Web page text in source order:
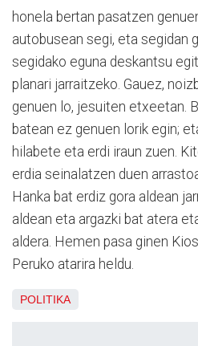
honela bertan pasatzen
autobusean segi, eta segidan
segidako eguna deskantsu
planari jarraitzeko. Gauez,
genuen lo, jesuiten etxeetan.
batean ez genuen lorik egin;
hilabete eta erdi iraun zuen.
erdia seinalatzen duen
Hanka bat erdiz gora aldean
aldean eta argazki bat atera
aldera. Hemen pasa ginen
Peruko atarira heldu.
POLITIKA